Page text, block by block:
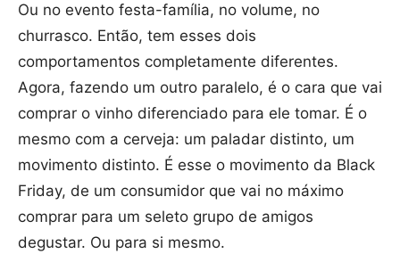
Ou no evento festa-família, no volume, no
churrasco. Então, tem esses dois
comportamentos completamente diferentes.
Agora, fazendo um outro paralelo, é o cara que vai
comprar o vinho diferenciado para ele tomar. É o
mesmo com a cerveja: um paladar distinto, um
movimento distinto. É esse o movimento da Black
Friday, de um consumidor que vai no máximo
comprar para um seleto grupo de amigos
degustar. Ou para si mesmo.